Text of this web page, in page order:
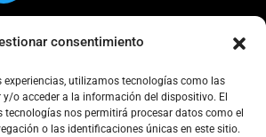
consentimiento
experiencias, utilizamos tecnologías como las
o acceder a la información del dispositivo. El
tecnologías nos permitirá procesar datos como el
o las identificaciones únicas en este sitio.
|